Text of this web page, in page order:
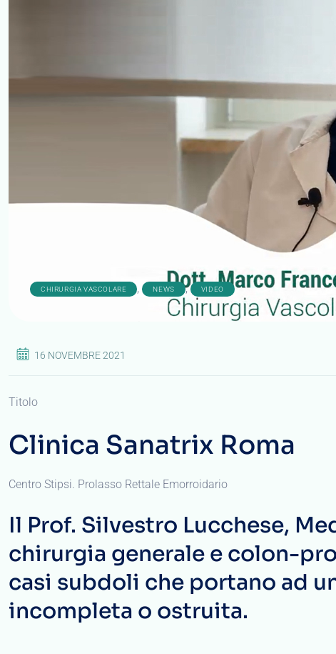
CHIRURGIA VASCOLARE , NEWS , VIDEO
16 NOVEMBRE 2021
Titolo
Clinica Sanatrix Roma
Centro Stipsi. Prolasso Rettale Emorroidario
Il Prof. Silvestro Lucchese,
chirurgia generale e colon-
casi subdoli che portano ad
incompleta o ostruita.